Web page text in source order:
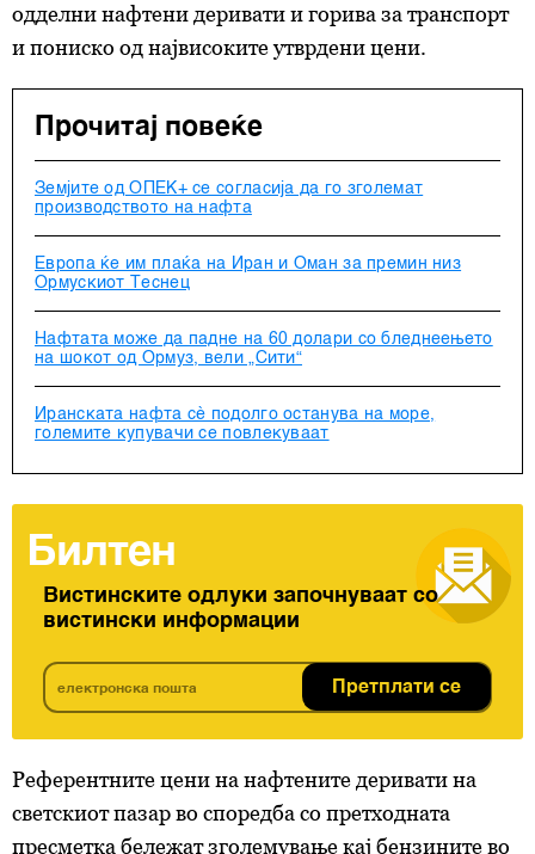
одделни нафтени деривати и горива за транспорт
и пониско од највисоките утврдени цени.
Прочитај повеќе
Земјите од ОПЕК+ се согласија да го зголемат
производството на нафта
Европа ќе им плаќа на Иран и Оман за премин низ
Ормускиот Теснец
Нафтата може да падне на 60 долари со бледнеењето
на шокот од Ормуз, вели „Сити“
Иранската нафта сѐ подолго останува на море,
големите купувачи се повлекуваат
Билтен
Вистинските одлуки започнуваат со
вистински информации
Претплати се
Референтните цени на нафтените деривати на
светскиот пазар во споредба со претходната
пресметка бележат зголемување кај бензините во